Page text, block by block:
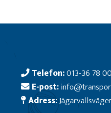
Telefon:013-36 78 00
E-post:
Adress: